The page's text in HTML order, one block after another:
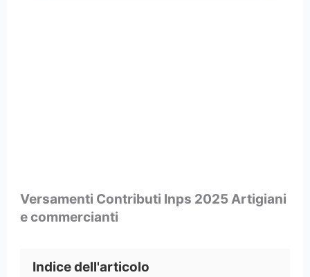
Versamenti Contributi Inps 2025 Artigiani
e commercianti
Indice dell'articolo